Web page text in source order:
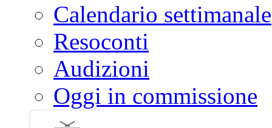
Calendario settimanale
Resoconti
Audizioni
Oggi in commissione